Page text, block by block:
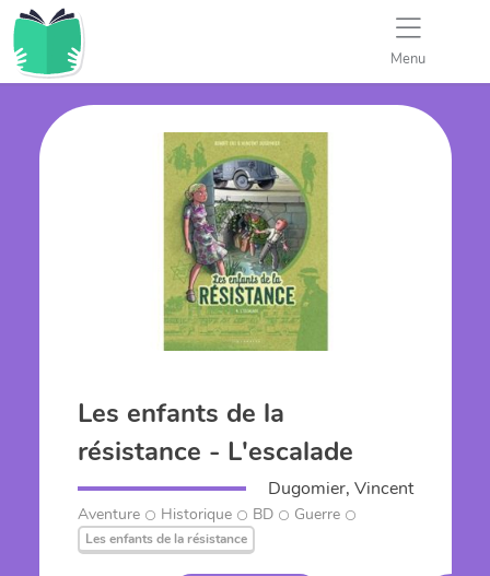
Menu
Les enfants de la
résistance - L'escalade
Dugomier, Vincent
Aventure Historique BD Guerre
Les enfants de la résistance